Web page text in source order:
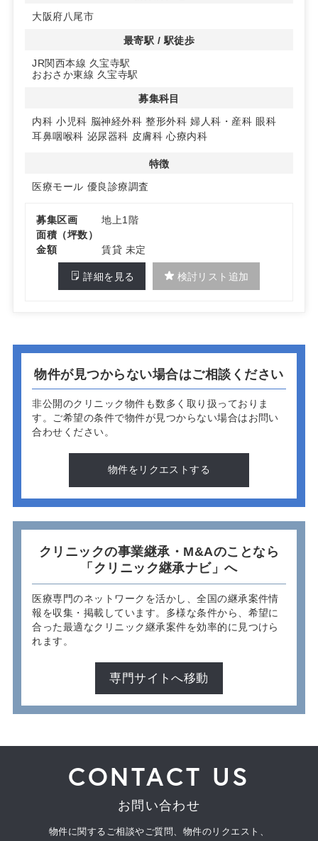
大阪府八尾市
最寄駅 / 駅徒歩
JR関西本線 久宝寺駅
おおさか東線 久宝寺駅
募集科目
内科 小児科 脳神経外科 整形外科 婦人科・産科 眼科
耳鼻咽喉科 泌尿器科 皮膚科 心療内科
特徴
医療モール 優良診療調査
募集区画
地上1階
面積（坪数）
金額
賃貸 未定
詳細を見る 検討リスト追加
物件が見つからない場合はご相談ください
非公開のクリニック物件も数多く取り扱っておりま
す。 ご希望の条件で物件が見つからない場合はお問い
合わせください。
物件をリクエストする
クリニックの事業継承・M&Aのことなら
「クリニック継承ナビ」へ
医療専門のネットワークを活かし、全国の継承案件情
報を収集・掲載しています。多様な条件から、希望に
合った最適なクリニック継承案件を効率的に見つけら
れます。
専門サイトへ移動
CONTACT US
お問い合わせ
物件に関するご相談やご質問、物件のリクエスト、